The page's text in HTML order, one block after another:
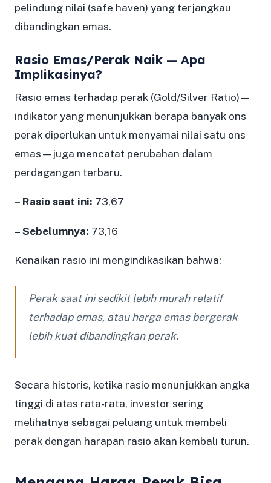
pelindung nilai (safe haven) yang terjangkau
dibandingkan emas.
Rasio Emas/Perak Naik — Apa
Implikasinya?
Rasio emas terhadap perak (Gold/Silver Ratio)—
indikator yang menunjukkan berapa banyak ons
perak diperlukan untuk menyamai nilai satu ons
emas—juga mencatat perubahan dalam
perdagangan terbaru.
– Rasio saat ini: 73,67
– Sebelumnya: 73,16
Kenaikan rasio ini mengindikasikan bahwa:
Perak saat ini sedikit lebih murah relatif
terhadap emas, atau harga emas bergerak
lebih kuat dibandingkan perak.
Secara historis, ketika rasio menunjukkan angka
tinggi di atas rata-rata, investor sering
melihatnya sebagai peluang untuk membeli
perak dengan harapan rasio akan kembali turun.